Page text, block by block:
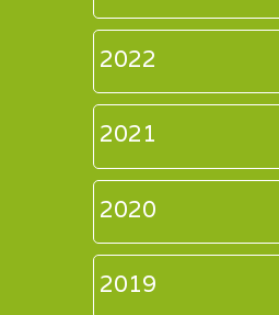
2022
2021
2020
2019